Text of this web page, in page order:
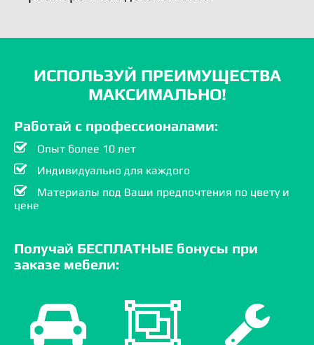
ИСПОЛЬЗУЙ ПРЕИМУЩЕСТВА
МАКСИМАЛЬНО!
Работай с профессионалами:
Опыт более 10 лет
Индивидуально для каждого
Материалы под Ваши предпочтения по цвету и
цене
Получай БЕСПЛАТНЫЕ бонусы при
заказе мебели: